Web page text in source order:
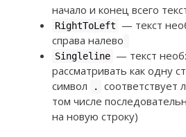
начало и конец всего
RightToLeft
— текст
справа налево
Singleline — текст
рассматривать как одну
символ
.
соответствует
том числе
на новую строку)